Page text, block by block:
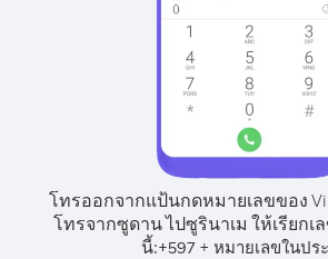
โทรออกจากแป้นกดหมายเลขของ
โทรจากซูดาน ไปซูรินาเม ให้เรียกเ
นี้:+597 + หมายเลขในปร